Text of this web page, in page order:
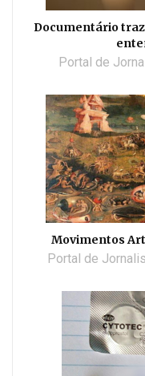
Documentário
Portal de
Movimentos
Portal de